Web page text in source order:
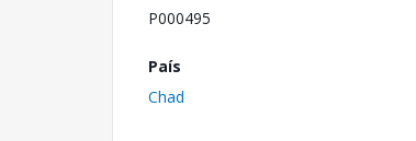
P000495
País
Chad